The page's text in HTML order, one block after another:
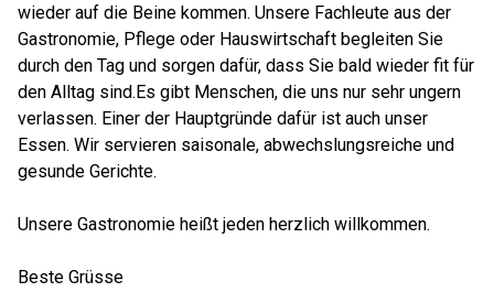
wieder auf die Beine kommen. Unsere Fachleute aus der
Gastronomie, Pflege oder Hauswirtschaft begleiten Sie
durch den Tag und sorgen dafür, dass Sie bald wieder fit für
den Alltag sind.Es gibt Menschen, die uns nur sehr ungern
verlassen. Einer der Hauptgründe dafür ist auch unser
Essen. Wir servieren saisonale, abwechslungsreiche und
gesunde Gerichte.
Unsere Gastronomie heißt jeden herzlich willkommen.
Beste Grüsse